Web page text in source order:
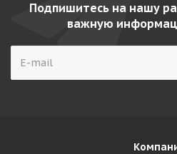
Подпишитесь на нашу
важную